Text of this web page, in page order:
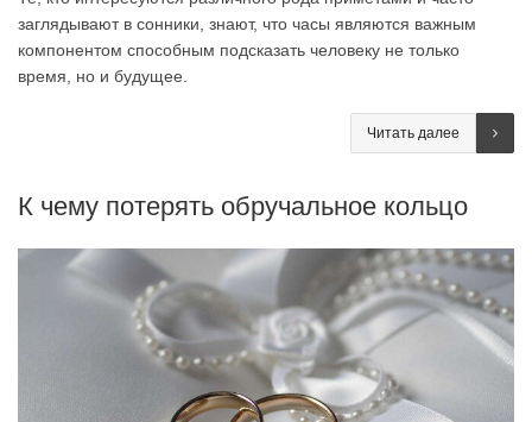
заглядывают в сонники, знают, что часы являются важным
компонентом способным подсказать человеку не только
время, но и будущее.
Читать далее
К чему потерять обручальное кольцо